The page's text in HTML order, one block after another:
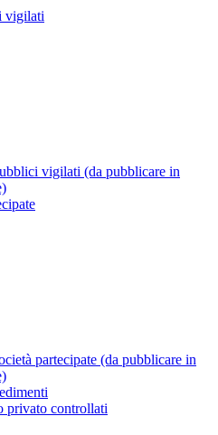
vigilati
vigilati (da pubblicare in
partecipate (da pubblicare in
privato controllati